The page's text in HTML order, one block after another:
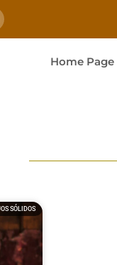
Home Page
SÓLIDOS